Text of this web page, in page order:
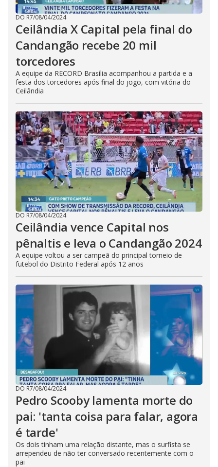
DO R7/08/04/2024
Ceilândia X Capital pela final do
Candangão recebe 20 mil
torcedores
A equipe da RECORD Brasília acompanhou a partida e a
festa dos torcedores após final do jogo, com vitória do
Ceilândia
DO R7/08/04/2024
Ceilândia vence Capital nos
pênaltis e leva o Candangão 2024
A equipe voltou a ser campeã do principal torneio de
futebol do Distrito Federal após 12 anos
DO R7/08/04/2024
Pedro Scooby lamenta morte do
pai: 'tanta coisa para falar, agora
é tarde'
Os dois tinham uma relação distante, mas o surfista se
arrependeu de não ter conversado recentemente com o
pai